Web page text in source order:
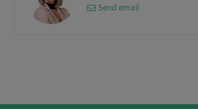
Send email